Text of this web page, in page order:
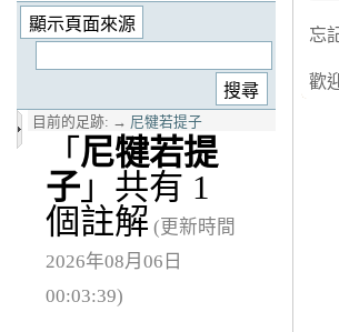
目前的足跡: → 尼犍若提子
「 尼犍若提
子 」共有 1
個註解 (更新時間
2026年08月06日
00:03:39)
忘
歡